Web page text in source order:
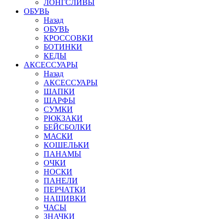
ЛОНГСЛИВЫ
ОБУВЬ
Назад
ОБУВЬ
КРОССОВКИ
БОТИНКИ
КЕДЫ
АКСЕССУАРЫ
Назад
АКСЕССУАРЫ
ШАПКИ
ШАРФЫ
СУМКИ
РЮКЗАКИ
БЕЙСБОЛКИ
МАСКИ
КОШЕЛЬКИ
ПАНАМЫ
ОЧКИ
НОСКИ
ПАНЕЛИ
ПЕРЧАТКИ
НАШИВКИ
ЧАСЫ
ЗНАЧКИ